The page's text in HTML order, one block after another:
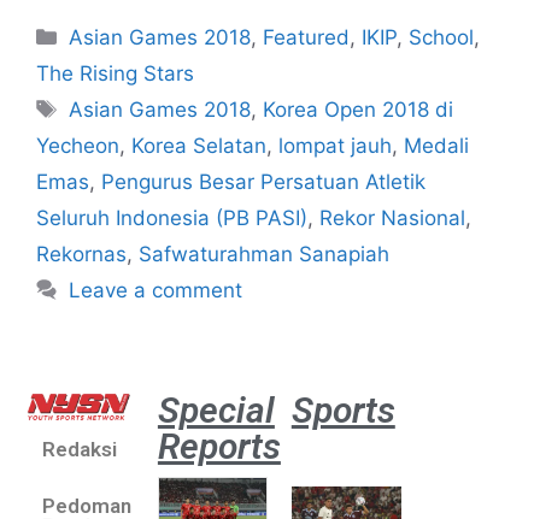
Asian Games 2018, Featured , IKIP, School,
The Rising Stars
Asian Games 2018, Korea Open 2018 di
Yecheon, Korea Selatan, lompat jauh, Medali
Emas, Pengurus Besar Persatuan Atletik
Seluruh Indonesia (PB PASI), Rekor Nasional,
Rekornas, Safwaturahman Sanapiah
Leave a comment
Redaksi
Pedoman
Special
Reports
Sports